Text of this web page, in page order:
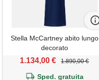
Stella McCartney abito lungo
decorato
1.134,00 € 1.890,00 €
Sped. gratuita